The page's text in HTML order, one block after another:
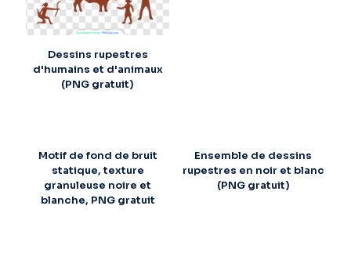
Dessins rupestres
d'humains et d'animaux
(PNG gratuit)
Motif de fond de bruit
statique, texture
granuleuse noire et
blanche, PNG gratuit
Ensemble de dessins
rupestres en noir et blanc
(PNG gratuit)